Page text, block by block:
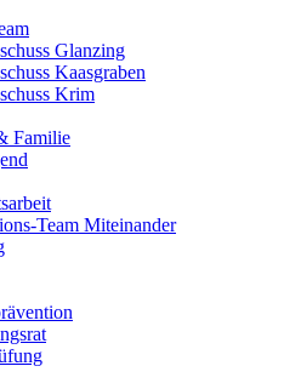
Glanzing
Kaasgraben
Krim
Familie
Team Miteinander